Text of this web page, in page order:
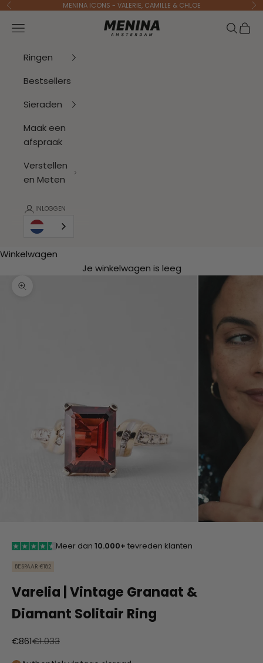
Naar inhoud
Vorige MENINA ICONS - VALERIE, CAMILLE & CHLOE
Menina Amsterdam
Navigatiemenu openen Zoeken
Ringen
Bestsellers
Sieraden
Maak een
afspraak
Verstellen
en Meten
INLOGGEN
Winkelwagen
Je winkelwagen is leeg
In-/uitzoomen
Meer dan 10.000+ tevreden klanten
BESPAAR €182
Varelia | Vintage Granaat &
Diamant Solitair Ring
Aanbiedingsprijs
€861Normale prijs
€1.033